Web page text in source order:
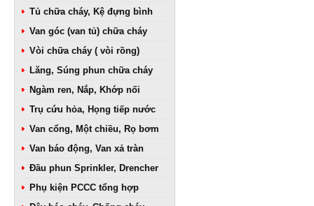
Tủ chữa cháy, Kệ đựng bình
Van góc (van tủ) chữa cháy
Vòi chữa cháy ( vòi rồng)
Lăng, Súng phun chữa cháy
Ngàm ren, Nắp, Khớp nối
Trụ cứu hỏa, Họng tiếp nước
Van cổng, Một chiều, Rọ bơm
Van báo động, Van xả tràn
Đầu phun Sprinkler, Drencher
Phụ kiện PCCC tổng hợp